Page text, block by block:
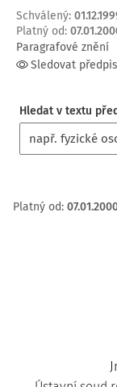
Schválený:
Platný od:
Paragrafové znění
Sledovat předpis
Hledat v textu
Platný od: